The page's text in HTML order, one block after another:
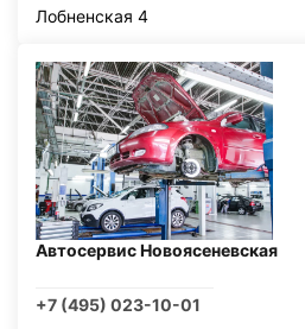
Лобненская 4
Автосервис Новоясеневская
+7 (495) 023-10-01